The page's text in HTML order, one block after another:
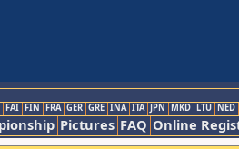
FAI FIN FRA GER GRE INA ITA JPN MKD LTU NED
Pictures FAQ Online